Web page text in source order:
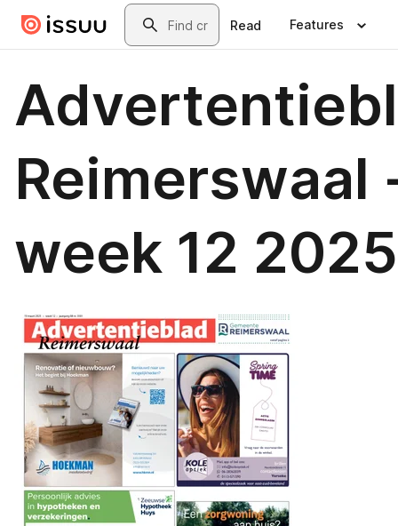
Skip to main contentSearch
Read Features
Reimerswaal
week 12 2025